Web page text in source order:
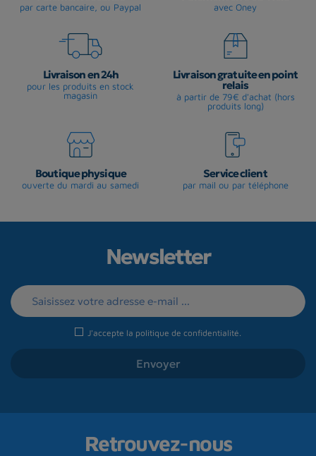
par carte bancaire, ou Paypal avec Oney
Livraison en 24h
pour les produits en stock
magasin
Livraison gratuite en point
relais
à partir de 79€ d'achat (hors
produits long)
Boutique physique
ouverte du mardi au samedi
Service client
par mail ou par téléphone
Newsletter
J'accepte la politique de confidentialité
Retrouvez-nous